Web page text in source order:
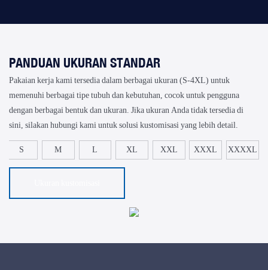
PANDUAN UKURAN STANDAR
Pakaian kerja kami tersedia dalam berbagai ukuran (S-4XL) untuk
memenuhi berbagai tipe tubuh dan kebutuhan, cocok untuk pengguna
dengan berbagai bentuk dan ukuran. Jika ukuran Anda tidak tersedia di
sini, silakan hubungi kami untuk solusi kustomisasi yang lebih detail.
S M L XL XXL XXXL XXXXL